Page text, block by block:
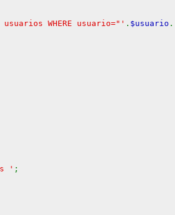
usuarios WHERE usuario="' . $usuario .
' ;